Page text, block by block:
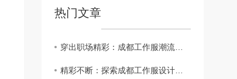
热门文章
穿出职场精彩：成都工作服潮流趋势分析
精彩不断：探索成都工作服设计师的创意..